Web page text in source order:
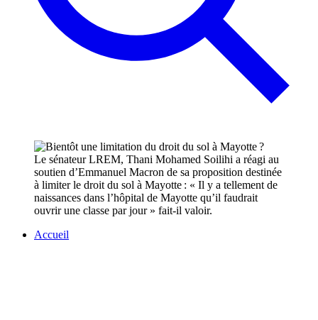
Le sénateur LREM, Thani Mohamed Soilihi a réagi au
soutien d’Emmanuel Macron de sa proposition destinée
à limiter le droit du sol à Mayotte : « Il y a tellement de
naissances dans l’hôpital de Mayotte qu’il faudrait
ouvrir une classe par jour » fait-il valoir.
Accueil